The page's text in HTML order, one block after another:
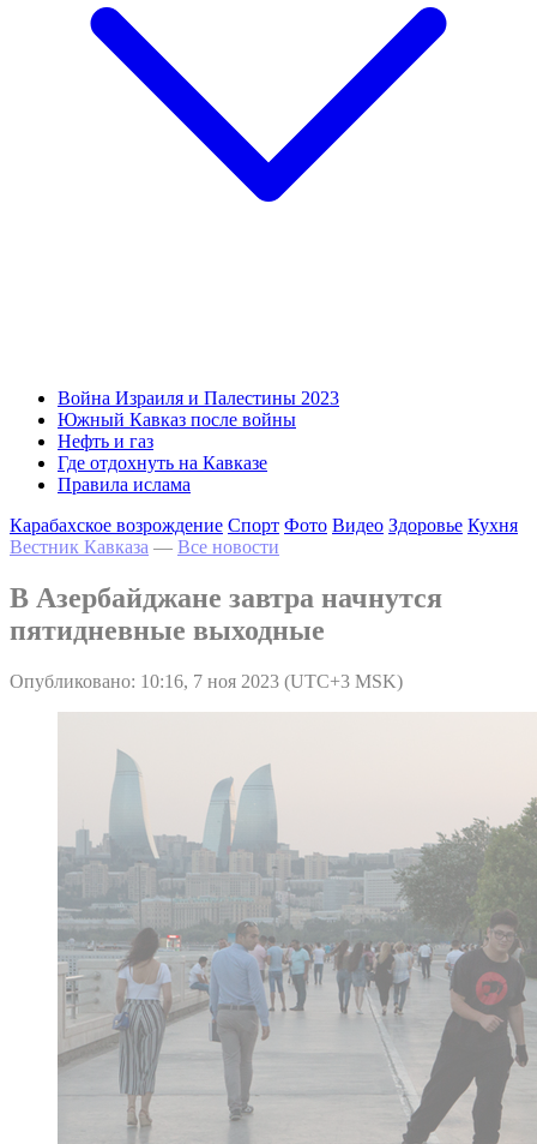
Война Израиля и Палестины 2023
Южный Кавказ после войны
Нефть и газ
Где отдохнуть на Кавказе
Правила ислама
Карабахское возрождение Спорт Фото Видео Здоровье Кухня
Вестник Кавказа — Все новости
В Азербайджане завтра начнутся
пятидневные выходные
Опубликовано: 10:16, 7 ноя 2023 (UTC+3 MSK)